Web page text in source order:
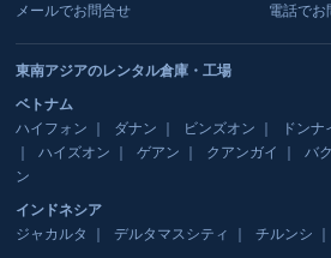
メールでお問合せ 電話でお
東南アジアのレンタル倉庫・工場
ベトナム
ハイフォン
ダナン ビンズオン ドンナ
ハイズオン
ゲアン クアンガイ バ
ン
インドネシア
ジャカルタ
デルタマスシティ チルンシ